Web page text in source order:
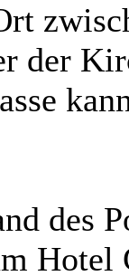
der
des